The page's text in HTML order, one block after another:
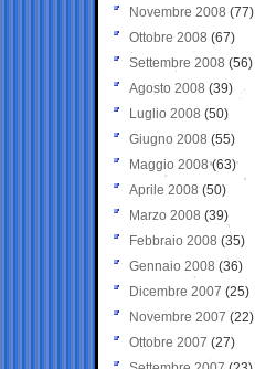
Novembre 2008 (77)
Ottobre 2008 (67)
Settembre 2008 (56)
Agosto 2008 (39)
Luglio 2008 (50)
Giugno 2008 (55)
Maggio 2008(63)
Aprile 2008 (50)
Marzo 2008 (39)
Febbraio 2008 (35)
Gennaio 2008 (36)
Dicembre 2007 (25)
Novembre 2007 (22)
Ottobre 2007 (27)